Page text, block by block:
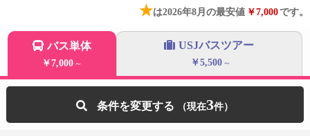
★は2026年8月の最安値 ￥7,000です。
バス単体
￥7,000 ～
USJバスツアー
￥5,500 ～
条件を変更する 3